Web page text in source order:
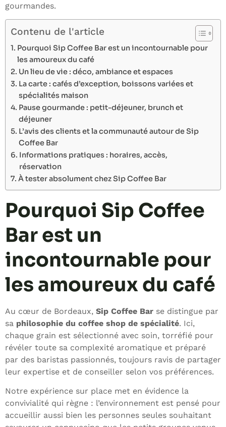
gourmandes.
Contenu de l'article
Pourquoi Sip Coffee Bar est un incontournable pour
les amoureux du café
Un lieu de vie : déco, ambiance et espaces
La carte : cafés d’exception, boissons variées et
spécialités maison
Pause gourmande : petit-déjeuner, brunch et
déjeuner
L’avis des clients et la communauté autour de Sip
Coffee Bar
Informations pratiques : horaires, accès,
réservation
À tester absolument chez Sip Coffee Bar
Pourquoi Sip Coffee
Bar est un
incontournable pour
les amoureux du café
Au cœur de Bordeaux, Sip Coffee Bar se distingue par
sa philosophie du coffee shop de spécialité. Ici,
chaque grain est sélectionné avec soin, torréfié pour
révéler toute sa complexité aromatique et préparé
par des baristas passionnés, toujours ravis de partager
leur expertise et de conseiller selon vos préférences.
Notre expérience sur place met en évidence la
convivialité qui règne : l’environnement est pensé pour
accueillir aussi bien les personnes seules souhaitant